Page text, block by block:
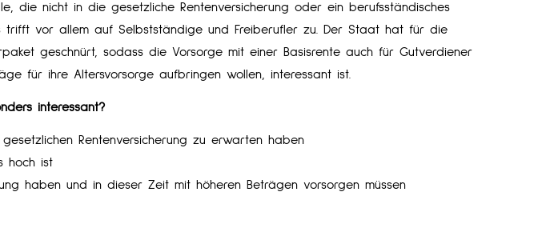
die nicht in die gesetzliche Rentenversicherung oder ein berufsständisches
trifft vor allem auf Selbstständige und Freiberufler zu. Der Staat hat für die
geschnürt, sodass die Vorsorge mit einer Basisrente auch für Gutverdiener
für ihre Alters­vorsorge aufbringen wollen, interessant ist.
interessant?
Rentenversicherung zu erwarten haben
hoch ist
haben und in dieser Zeit mit höheren Beträgen vorsorgen müssen